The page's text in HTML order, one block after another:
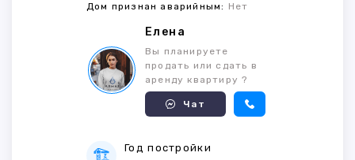
Дом признан аварийным: Нет
Елена
Вы планируете
продать или сдать в
аренду квартиру ?
Чат
Год постройки